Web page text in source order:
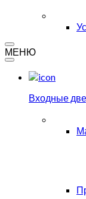
МЕНЮ
Входные